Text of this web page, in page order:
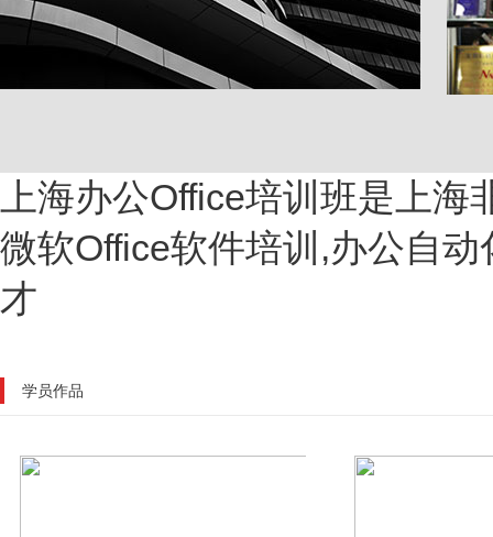
上海办公Office培训班是上
微软Office软件培训,办公自
才
学员作品